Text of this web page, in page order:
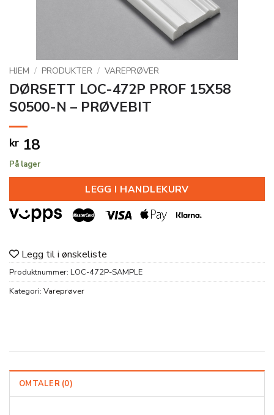
HJEM / PRODUKTER / VAREPRØVER
DØRSETT LOC-472P PROF 15X58
S0500-N – PRØVEBIT
kr 18
På lager
LEGG I HANDLEKURV
Legg til i ønskeliste
Produktnummer: LOC-472P-SAMPLE
Kategori: Vareprøver
OMTALER (0)